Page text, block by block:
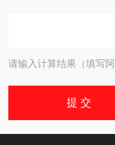
请输入计算结果（填写